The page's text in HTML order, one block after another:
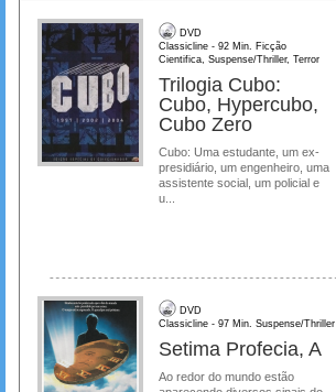
DVD
Classicline - 92 Min. Ficção
Cientifica, Suspense/Thriller, Terror
Trilogia Cubo:
Cubo, Hypercubo,
Cubo Zero
Cubo: Uma estudante, um ex-
presidiário, um engenheiro, uma
assistente social, um policial e
u...
DVD
Classicline - 97 Min. Suspense/Thriller
Setima Profecia, A
Ao redor do mundo estão